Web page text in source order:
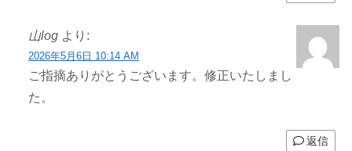
山log より:
2026年5月6日 10:14 AM
ご指摘ありがとうございます。修正いたしまし
た。
返信